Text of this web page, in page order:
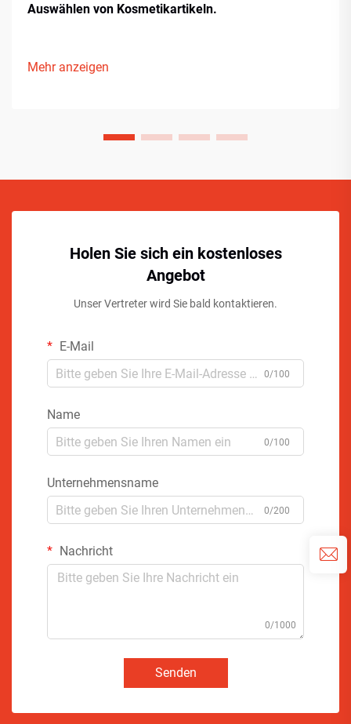
Auswählen von Kosmetikartikeln.
Mehr anzeigen
Holen Sie sich ein kostenloses
Angebot
Unser Vertreter wird Sie bald kontaktieren.
E-Mail
0/100
Name
0/100
Unternehmensname
0/200
Nachricht
0/1000
Senden